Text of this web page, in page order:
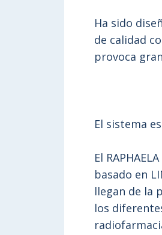
Ha sido
de calidad
provoca
El sistema
El
basado en
llegan de la
los